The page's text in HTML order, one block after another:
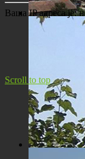
Панорама
Ваша IP адреса је:
Scroll to top